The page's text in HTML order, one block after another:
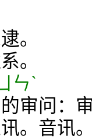
。
。
ㄣˋ
审问：
。音讯